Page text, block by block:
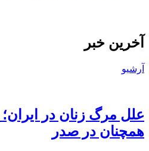
آخرین خبر
آرشیو
علل مرگ زنان در
همچنان در صدر